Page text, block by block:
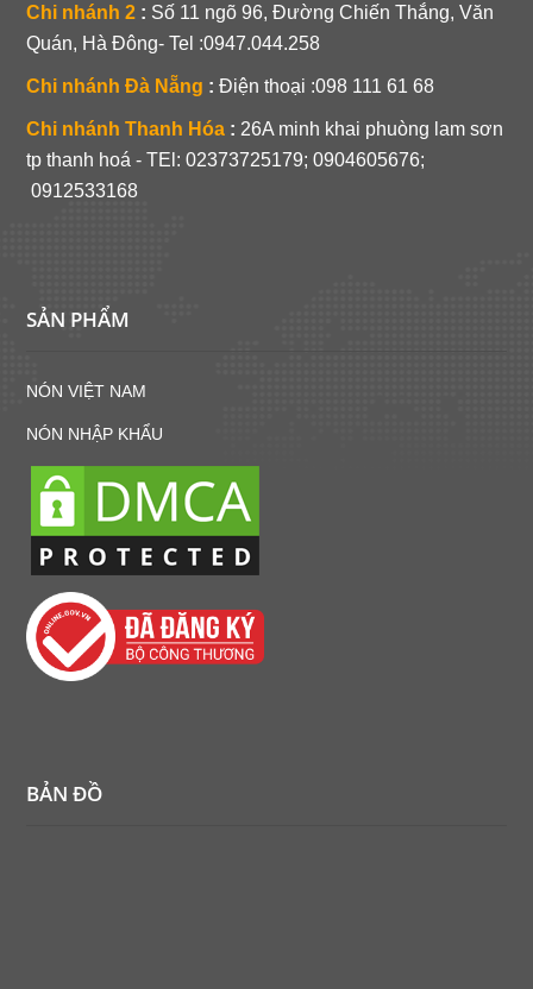
Chi nhánh 2 : Số 11 ngõ 96, Đường Chiến Thắng, Văn
Quán, Hà Đông- Tel :0947.044.258
Chi nhánh Đà Nẵng :Điện thoại :098 111 61 68
Chi nhánh Thanh Hóa : 26A minh khai phuòng lam sơn
tp thanh hoá - TEl: 02373725179; 0904605676;
0912533168
SẢN PHẨM
NÓN VIỆT NAM
NÓN NHẬP KHẨU
BẢN ĐỒ